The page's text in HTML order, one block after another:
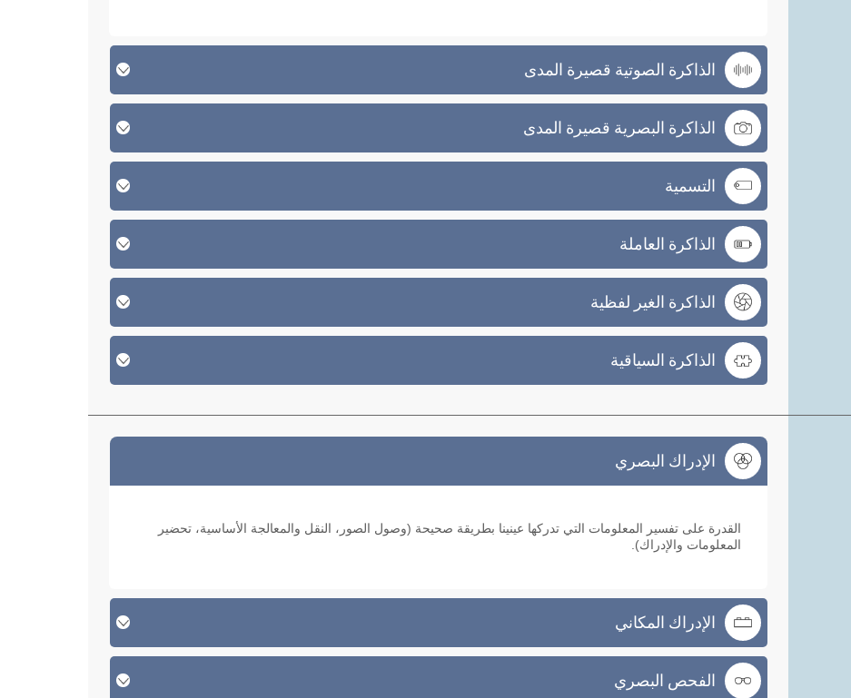
الذاكرة الصوتية قصيرة المدى
الذاكرة البصرية قصيرة المدى
التسمية
الذاكرة العاملة
الذاكرة الغير لفظية
الذاكرة السياقية
الإدراك البصري
القدرة على تفسير المعلومات التي تدركها عينينا بطريقة صحيحة (وصول الصور، النقل والمعالجة الأساسية، تحضير
المعلومات والإدراك).
الإدراك المكاني
الفحص البصري